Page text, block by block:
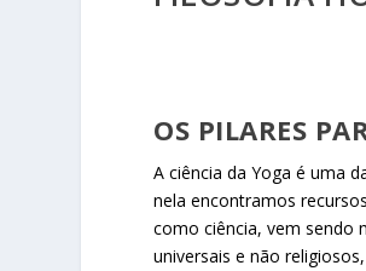
OS PILARES
A ciência da Yoga é uma
nela encontramos
como ciência, vem sendo
universais e não